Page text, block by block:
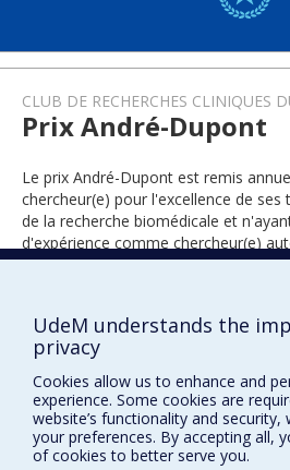
CLUB DE RECHERCHES CLINIQUES
Prix André-Dupont
Le prix André-Dupont est remis
chercheur(e) pour l'excellence de ses
de la recherche biomédicale et
d'expérience comme chercheur(e)
2018
UdeM understands the
privacy
Cookies allow us to enhance and
experience. Some cookies are
website’s functionality and
your preferences. By accepting all,
of cookies to better serve you.